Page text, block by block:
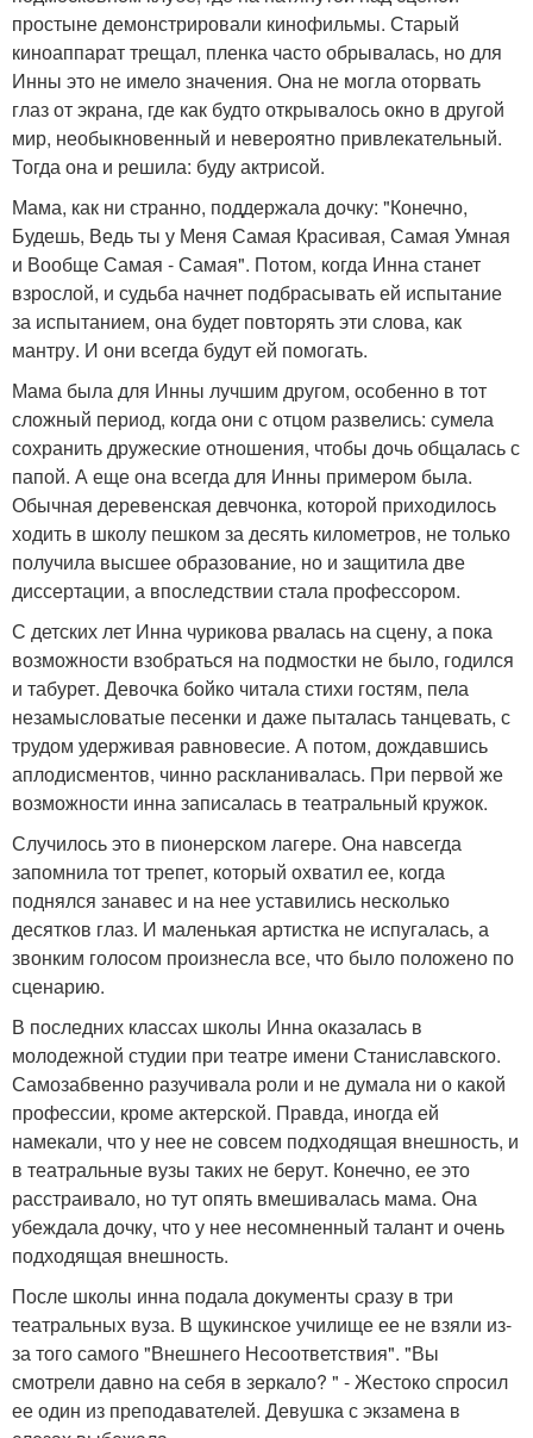
простыне демонстрировали кинофильмы. Старый
киноаппарат трещал, пленка часто обрывалась, но для
Инны это не имело значения. Она не могла оторвать
глаз от экрана, где как будто открывалось окно в другой
мир, необыкновенный и невероятно привлекательный.
Тогда она и решила: буду актрисой.
Мама, как ни странно, поддержала дочку: "Конечно,
Будешь, Ведь ты у Меня Самая Красивая, Самая Умная
и Вообще Самая - Самая". Потом, когда Инна станет
взрослой, и судьба начнет подбрасывать ей испытание
за испытанием, она будет повторять эти слова, как
мантру. И они всегда будут ей помогать.
Мама была для Инны лучшим другом, особенно в тот
сложный период, когда они с отцом развелись: сумела
сохранить дружеские отношения, чтобы дочь общалась с
папой. А еще она всегда для Инны примером была.
Обычная деревенская девчонка, которой приходилось
ходить в школу пешком за десять километров, не только
получила высшее образование, но и защитила две
диссертации, а впоследствии стала профессором.
С детских лет Инна чурикова рвалась на сцену, а пока
возможности взобраться на подмостки не было, годился
и табурет. Девочка бойко читала стихи гостям, пела
незамысловатые песенки и даже пыталась танцевать, с
трудом удерживая равновесие. А потом, дождавшись
аплодисментов, чинно раскланивалась. При первой же
возможности инна записалась в театральный кружок.
Случилось это в пионерском лагере. Она навсегда
запомнила тот трепет, который охватил ее, когда
поднялся занавес и на нее уставились несколько
десятков глаз. И маленькая артистка не испугалась, а
звонким голосом произнесла все, что было положено по
сценарию.
В последних классах школы Инна оказалась в
молодежной студии при театре имени Станиславского.
Самозабвенно разучивала роли и не думала ни о какой
профессии, кроме актерской. Правда, иногда ей
намекали, что у нее не совсем подходящая внешность, и
в театральные вузы таких не берут. Конечно, ее это
расстраивало, но тут опять вмешивалась мама. Она
убеждала дочку, что у нее несомненный талант и очень
подходящая внешность.
После школы инна подала документы сразу в три
театральных вуза. В щукинское училище ее не взяли из-
за того самого "Внешнего Несоответствия". "Вы
смотрели давно на себя в зеркало? " - Жестоко спросил
ее один из преподавателей. Девушка с экзамена в